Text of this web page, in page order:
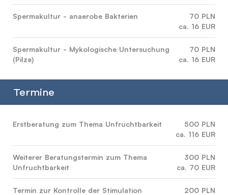
Spermakultur - anaerobe Bakterien
70 PLN
ca. 16 EUR
Spermakultur - Mykologische Untersuchung
(Pilze)
70 PLN
ca. 16 EUR
Termine
Erstberatung zum Thema Unfruchtbarkeit
500 PLN
ca. 116 EUR
Weiterer Beratungstermin zum Thema
Unfruchtbarkeit
300 PLN
ca. 70 EUR
Termin zur Kontrolle der Stimulation
200 PLN